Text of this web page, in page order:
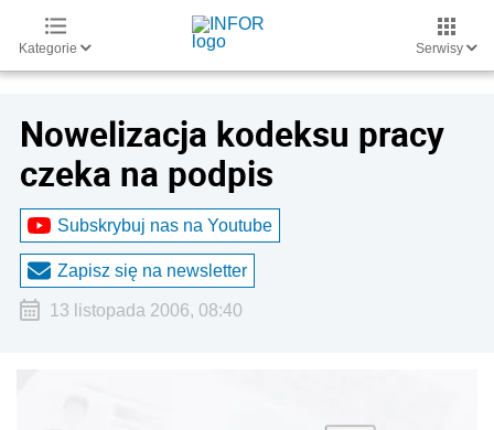
Kategorie Serwisy
Nowelizacja kodeksu pracy
czeka na podpis
Subskrybuj nas na Youtube
Zapisz się na newsletter
13 listopada 2006, 08:40